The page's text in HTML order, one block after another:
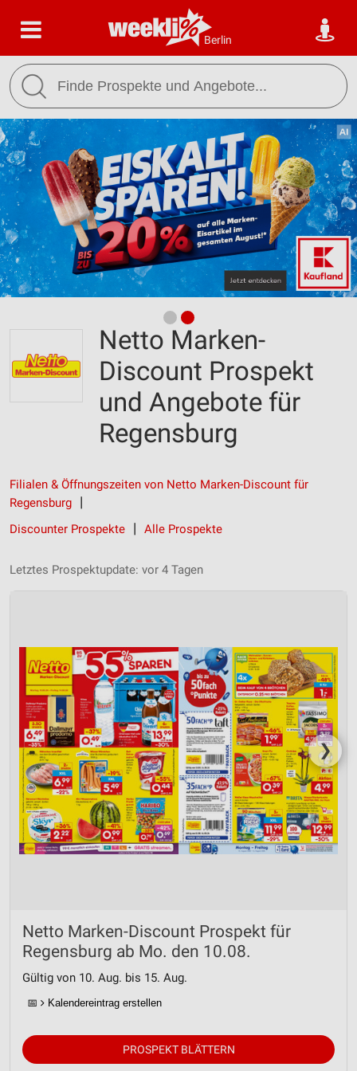
Berlin
Netto Marken-
Discount Prospekt
und Angebote für
Regensburg
Filialen & Öffnungszeiten von Netto Marken-Discount für
Regensburg
Discounter Prospekte
Alle Prospekte
Letztes Prospektupdate: vor 4 Tagen
❯
Netto Marken-Discount Prospekt für
Regensburg ab Mo. den 10.08.
Gültig von 10. Aug. bis 15. Aug.
📅 Kalendereintrag erstellen
PROSPEKT BLÄTTERN